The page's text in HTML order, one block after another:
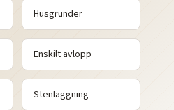
Husgrunder
Enskilt avlopp
Stenläggning